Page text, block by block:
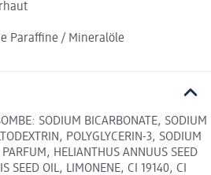
Paraffine / Mineralöle
SODIUM BICARBONATE, SODIUM
POLYGLYCERIN-3, SODIUM
HELIANTHUS ANNUUS SEED
SEED OIL, LIMONENE, CI 19140, CI